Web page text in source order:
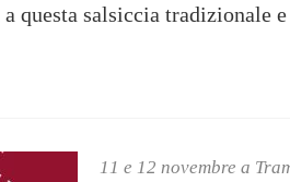
questa salsiccia tradizionale
11 e 12 novembre a